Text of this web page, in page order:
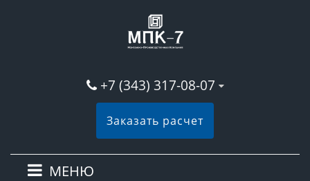
+7 (343) 317-08-07
Заказать расчет
МЕНЮ